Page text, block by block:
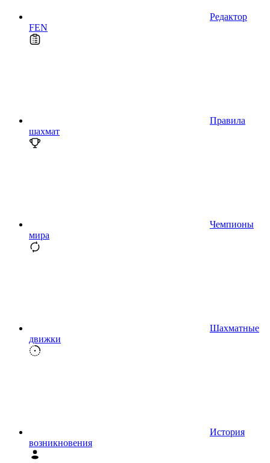
Редактор
FEN
Правила
шахмат
Чемпионы
мира
Шахматные
движки
История
возникновения